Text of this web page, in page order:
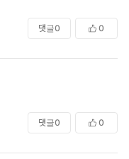
댓글0 0
댓글0 0